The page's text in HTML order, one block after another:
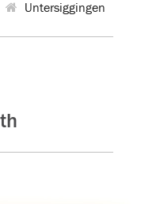
Untersiggingen